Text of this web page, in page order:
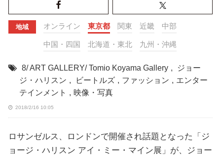
地域 オンライン 東京都 関東 近畿 中部
中国・四国 北海道・東北 九州・沖縄
8/ ART GALLERY/ Tomio Koyama Gallery ,
ジョー
ジ・ハリスン , ビートルズ , ファッション , エンター
テインメント , 映像・写真
2018/2/16 10:05
ロサンゼルス、ロンドンで開催され話題となった「ジ
ョージ・ハリスン アイ・ミー・マイン展」が、ジョー